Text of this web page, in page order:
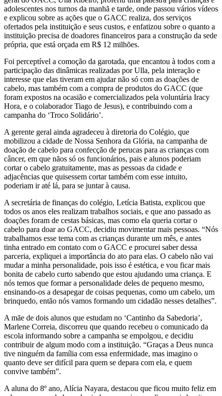
adolescentes nos turnos da manhã e tarde, onde passou vários vídeos
e explicou sobre as ações que o GACC realiza, dos serviços
ofertados pela instituição e seus custos, e enfatizou sobre o quanto a
instituição precisa de doadores financeiros para a construção da sede
própria, que está orçada em R$ 12 milhões.
Foi perceptível a comoção da garotada, que encantou à todos com a
participação das dinâmicas realizadas por Ulla, pela interação e
interesse que elas tiveram em ajudar não só com as doações de
cabelo, mas também com a compra de produtos do GACC (que
foram expostos na ocasião e comercializados pela voluntária Iracy
Hora, e o colaborador Tiago de Jesus), e contribuindo com a
campanha do ‘Troco Solidário’.
A gerente geral ainda agradeceu à diretoria do Colégio, que
mobilizou a cidade de Nossa Senhora da Glória, na campanha de
doação de cabelo para confecção de perucas para as crianças com
câncer, em que nãos só os funcionários, pais e alunos poderiam
cortar o cabelo gratuitamente, mas as pessoas da cidade e
adjacências que quisessem cortar também com esse intuito,
poderiam ir até lá, para se juntar à causa.
A secretária de finanças do colégio, Letícia Batista, explicou que
todos os anos eles realizam trabalhos sociais, e que ano passado as
doações foram de cestas básicas, mas como ela queria cortar o
cabelo para doar ao GACC, decidiu movimentar mais pessoas. “Nós
trabalhamos esse tema com as crianças durante um mês, e antes
tinha entrado em contato com o GACC e procurei saber dessa
parceria, expliquei a importância do ato para elas. O cabelo não vai
mudar a minha personalidade, pois isso é estética, e vou ficar mais
bonita de cabelo curto sabendo que estou ajudando uma criança. E
nós temos que formar a personalidade deles de pequeno mesmo,
ensinando-os a desapegar de coisas pequenas, como um cabelo, um
brinquedo, então nós vamos formando um cidadão nesses detalhes”.
A mãe de dois alunos que estudam no ‘Cantinho da Sabedoria’,
Marlene Correia, discorreu que quando recebeu o comunicado da
escola informando sobre a campanha se empolgou, e decidiu
contribuir de algum modo com a instituição. “Graças a Deus nunca
tive ninguém da família com essa enfermidade, mas imagino o
quanto deve ser difícil para quem se depara com ela, e quem
convive também”.
A aluna do 8º ano, Alícia Nayara, destacou que ficou muito feliz em